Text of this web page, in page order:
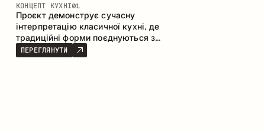
КОНЦЕПТ КУХНІ01
Проєкт демонструє сучасну
інтерпретацію класичної кухні, де
традиційні форми поєднуються з
актуальними матеріалами та
стриманою колірною палітрою.
ПЕРЕГЛЯНУТИ